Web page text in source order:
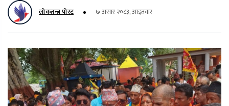
लोकतन्त्र पोस्ट ७ असार २०८३, आइतवार